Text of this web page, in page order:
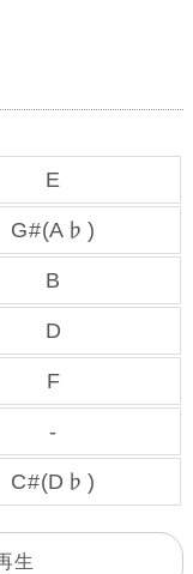
E
G#(A♭)
B
D
F
-
C#(D♭)
生